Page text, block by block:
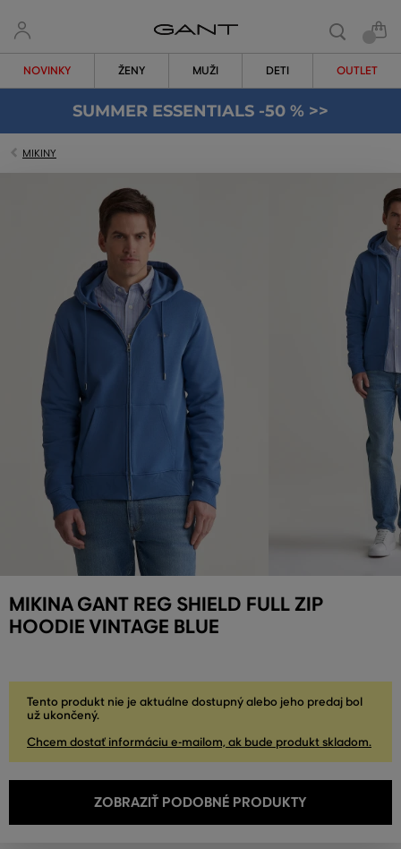
NOVINKY ŽENY MUŽI DETI OUTLET
SUMMER ESSENTIALS -50 % >>
MIKINY
MIKINA GANT REG SHIELD FULL ZIP
HOODIE VINTAGE BLUE
Tento produkt nie je aktuálne dostupný alebo jeho predaj bol
už ukončený.
Chcem dostať informáciu e-mailom, ak bude produkt skladom.
ZOBRAZIŤ PODOBNÉ PRODUKTY